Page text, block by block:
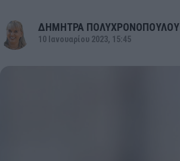
ΔΗΜΗΤΡΑ ΠΟΛΥΧΡΟΝΟΠΟΥΛΟΥ
10 Ιανουαρίου 2023, 15:45